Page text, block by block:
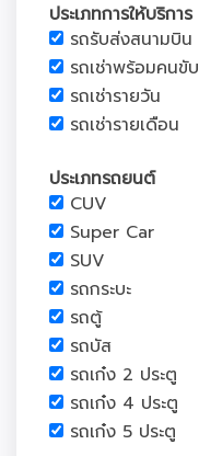
ประเภทการให้บริการ
รถรับส่งสนามบิน
รถเช่าพร้อมคนขับ
รถเช่ารายวัน
รถเช่ารายเดือน
ประเภทรถยนต์
CUV
Super Car
SUV
รถกระบะ
รถตู้
รถบัส
รถเก๋ง 2 ประตู
รถเก๋ง 4 ประตู
รถเก๋ง 5 ประตู